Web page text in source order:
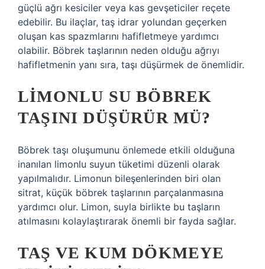
güçlü ağrı kesiciler veya kas gevşeticiler reçete
edebilir. Bu ilaçlar, taş idrar yolundan geçerken
oluşan kas spazmlarını hafifletmeye yardımcı
olabilir. Böbrek taşlarının neden olduğu ağrıyı
hafifletmenin yanı sıra, taşı düşürmek de önemlidir.
LIMONLU SU BÖBREK
TAŞINI DÜŞÜRÜR MÜ?
Böbrek taşı oluşumunu önlemede etkili olduğuna
inanılan limonlu suyun tüketimi düzenli olarak
yapılmalıdır. Limonun bileşenlerinden biri olan
sitrat, küçük böbrek taşlarının parçalanmasına
yardımcı olur. Limon, suyla birlikte bu taşların
atılmasını kolaylaştırarak önemli bir fayda sağlar.
TAŞ VE KUM DÖKMEYE